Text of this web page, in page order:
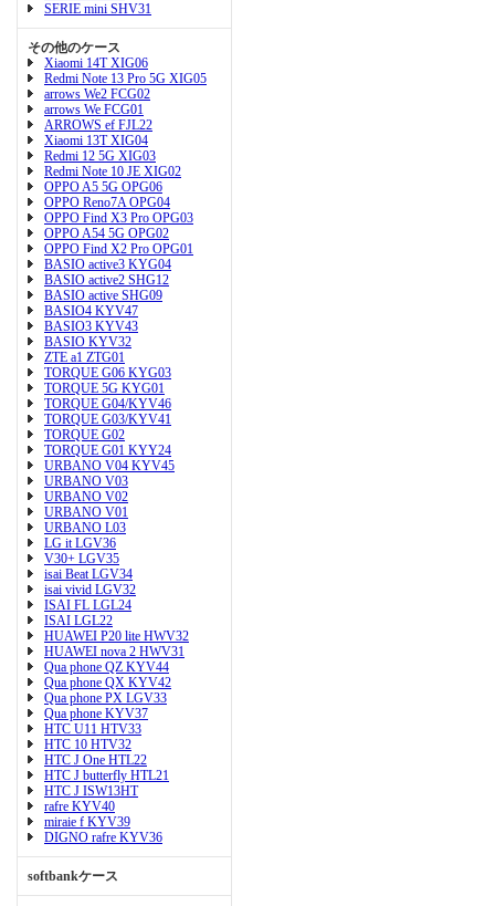
SERIE mini SHV31
その他のケース
Xiaomi 14T XIG06
Redmi Note 13 Pro 5G XIG05
arrows We2 FCG02
arrows We FCG01
ARROWS ef FJL22
Xiaomi 13T XIG04
Redmi 12 5G XIG03
Redmi Note 10 JE XIG02
OPPO A5 5G OPG06
OPPO Reno7A OPG04
OPPO Find X3 Pro OPG03
OPPO A54 5G OPG02
OPPO Find X2 Pro OPG01
BASIO active3 KYG04
BASIO active2 SHG12
BASIO active SHG09
BASIO4 KYV47
BASIO3 KYV43
BASIO KYV32
ZTE a1 ZTG01
TORQUE G06 KYG03
TORQUE 5G KYG01
TORQUE G04/KYV46
TORQUE G03/KYV41
TORQUE G02
TORQUE G01 KYY24
URBANO V04 KYV45
URBANO V03
URBANO V02
URBANO V01
URBANO L03
LG it LGV36
V30+ LGV35
isai Beat LGV34
isai vivid LGV32
ISAI FL LGL24
ISAI LGL22
HUAWEI P20 lite HWV32
HUAWEI nova 2 HWV31
Qua phone QZ KYV44
Qua phone QX KYV42
Qua phone PX LGV33
Qua phone KYV37
HTC U11 HTV33
HTC 10 HTV32
HTC J One HTL22
HTC J butterfly HTL21
HTC J ISW13HT
rafre KYV40
miraie f KYV39
DIGNO rafre KYV36
softbankケース